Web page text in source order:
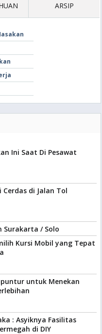
ARSIP
Ini Saat Di Pesawat
Cerdas di Jalan Tol
Surakarta / Solo
Kursi Mobil yang Tepat
untuk Menekan
: Asyiknya Fasilitas
di DIY